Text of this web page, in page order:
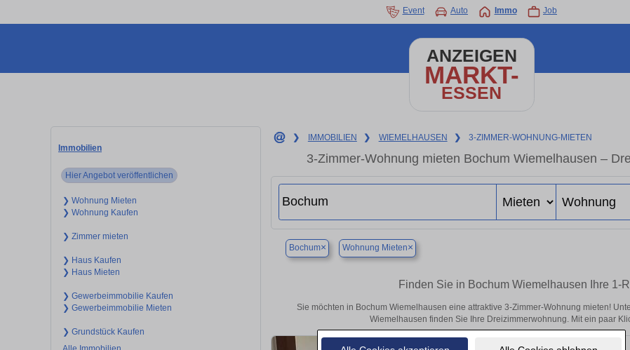
Event Auto Immo Job
ANZEIGEN
MARKT-
ESSEN
Immobilien
Hier Angebot veröffentlichen
❯ Wohnung Mieten
❯ Wohnung Kaufen
❯ Zimmer mieten
❯ Haus Kaufen
❯ Haus Mieten
❯ Gewerbeimmobilie Kaufen
❯ Gewerbeimmobilie Mieten
❯ Grundstück Kaufen
❯ IMMOBILIEN ❯ WIEMELHAUSEN ❯ 3-ZIMMER-WOHNUNG-MIETEN
3-Zimmer-Wohnung mieten Bochum Wiemelhausen –
Bochum× Wohnung Mieten×
Finden Sie in Bochum Wiemelhausen Ihre 1-
Sie möchten in Bochum Wiemelhausen eine attraktive 3-Zimmer-Wohnung mieten!
Wiemelhausen finden Sie Ihre Dreizimmerwohnung. Mit ein paar